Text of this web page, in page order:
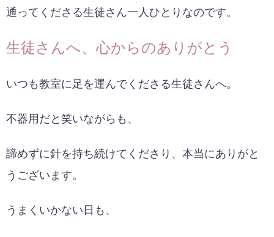
通ってくださる生徒さん一人ひとりなのです。
生徒さんへ、心からのありがとう
いつも教室に足を運んでくださる生徒さんへ。
不器用だと笑いながらも、
諦めずに針を持ち続けてくださり、本当にありがと
うございます。
うまくいかない日も、